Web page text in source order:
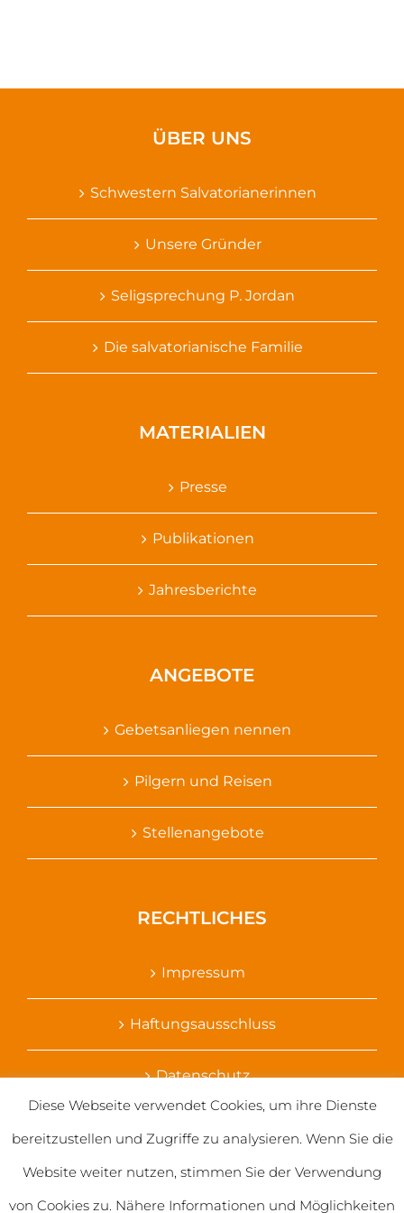
ÜBER UNS
Schwestern Salvatorianerinnen
Unsere Gründer
Seligsprechung P. Jordan
Die salvatorianische Familie
MATERIALIEN
Presse
Publikationen
Jahresberichte
ANGEBOTE
Gebetsanliegen nennen
Pilgern und Reisen
Stellenangebote
RECHTLICHES
Impressum
Haftungsausschluss
Datenschutz
Diese Webseite verwendet Cookies, um ihre Dienste
bereitzustellen und Zugriffe zu analysieren. Wenn Sie die
Website weiter nutzen, stimmen Sie der Verwendung
von Cookies zu. Nähere Informationen und Möglichkeiten